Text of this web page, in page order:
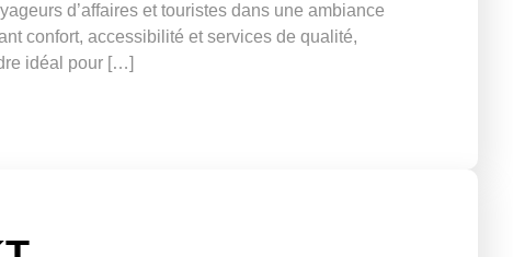
d’affaires et touristes dans une ambiance
confort, accessibilité et services de qualité,
idéal pour […]